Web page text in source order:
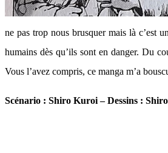
ne pas trop nous brusquer mais là c’est
humains dès qu’ils sont en danger. Du
Vous l’avez compris, ce manga m’a
Scénario : Shiro Kuroi – Dessins :